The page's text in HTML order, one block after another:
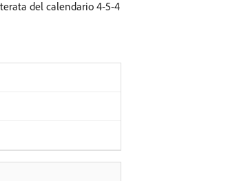
del calendario 4-5-4